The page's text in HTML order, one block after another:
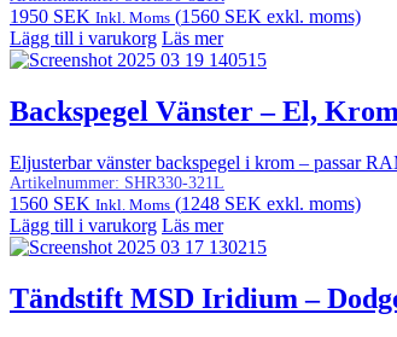
1950 SEK Inkl. Moms (1560 SEK exkl. moms)
Lägg till i varukorg Läs mer
Backspegel Vänster – El,
Eljusterbar vänster backspegel i krom – passar
Artikelnummer: SHR330-321L
1560 SEK Inkl. Moms (1248 SEK exkl. moms)
Lägg till i varukorg Läs mer
Tändstift MSD Iridium –